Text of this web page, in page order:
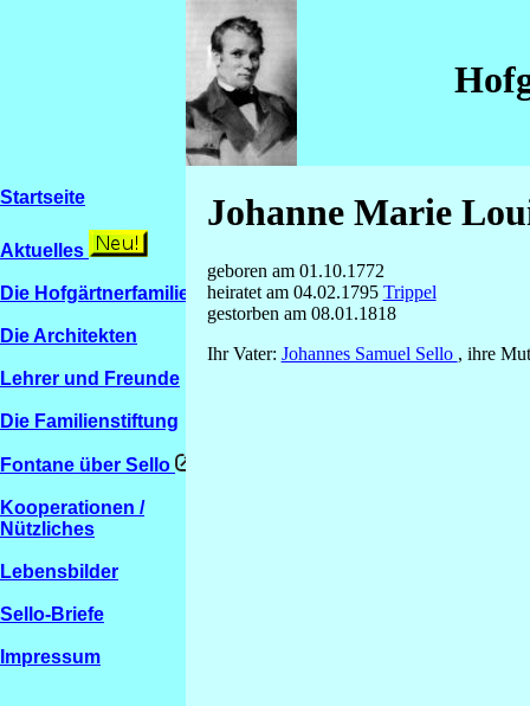
Startseite
Aktuelles
Die Hofgärtnerfamilien
Die Architekten
Lehrer und Freunde
Die Familienstiftung
Fontane über Sello
Kooperationen /
Nützliches
Lebensbilder
Sello-Briefe
Impressum
Johanne Marie
geboren am 01.10.1772
heiratet am 04.02.1795 Trippel
gestorben am 08.01.1818
Ihr Vater: Johannes Samuel Sello , ihre